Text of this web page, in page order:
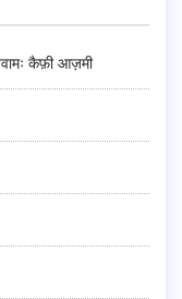
कैफ़ी आज़मी